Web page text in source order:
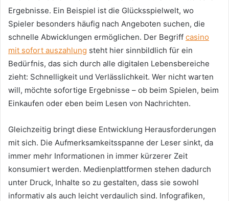
Ergebnisse. Ein Beispiel ist die Glücksspielwelt, wo
Spieler besonders häufig nach Angeboten suchen, die
schnelle Abwicklungen ermöglichen. Der Begriff casino
mit sofort auszahlung steht hier sinnbildlich für ein
Bedürfnis, das sich durch alle digitalen Lebensbereiche
zieht: Schnelligkeit und Verlässlichkeit. Wer nicht warten
will, möchte sofortige Ergebnisse – ob beim Spielen, beim
Einkaufen oder eben beim Lesen von Nachrichten.
Gleichzeitig bringt diese Entwicklung Herausforderungen
mit sich. Die Aufmerksamkeitsspanne der Leser sinkt, da
immer mehr Informationen in immer kürzerer Zeit
konsumiert werden. Medienplattformen stehen dadurch
unter Druck, Inhalte so zu gestalten, dass sie sowohl
informativ als auch leicht verdaulich sind. Infografiken,